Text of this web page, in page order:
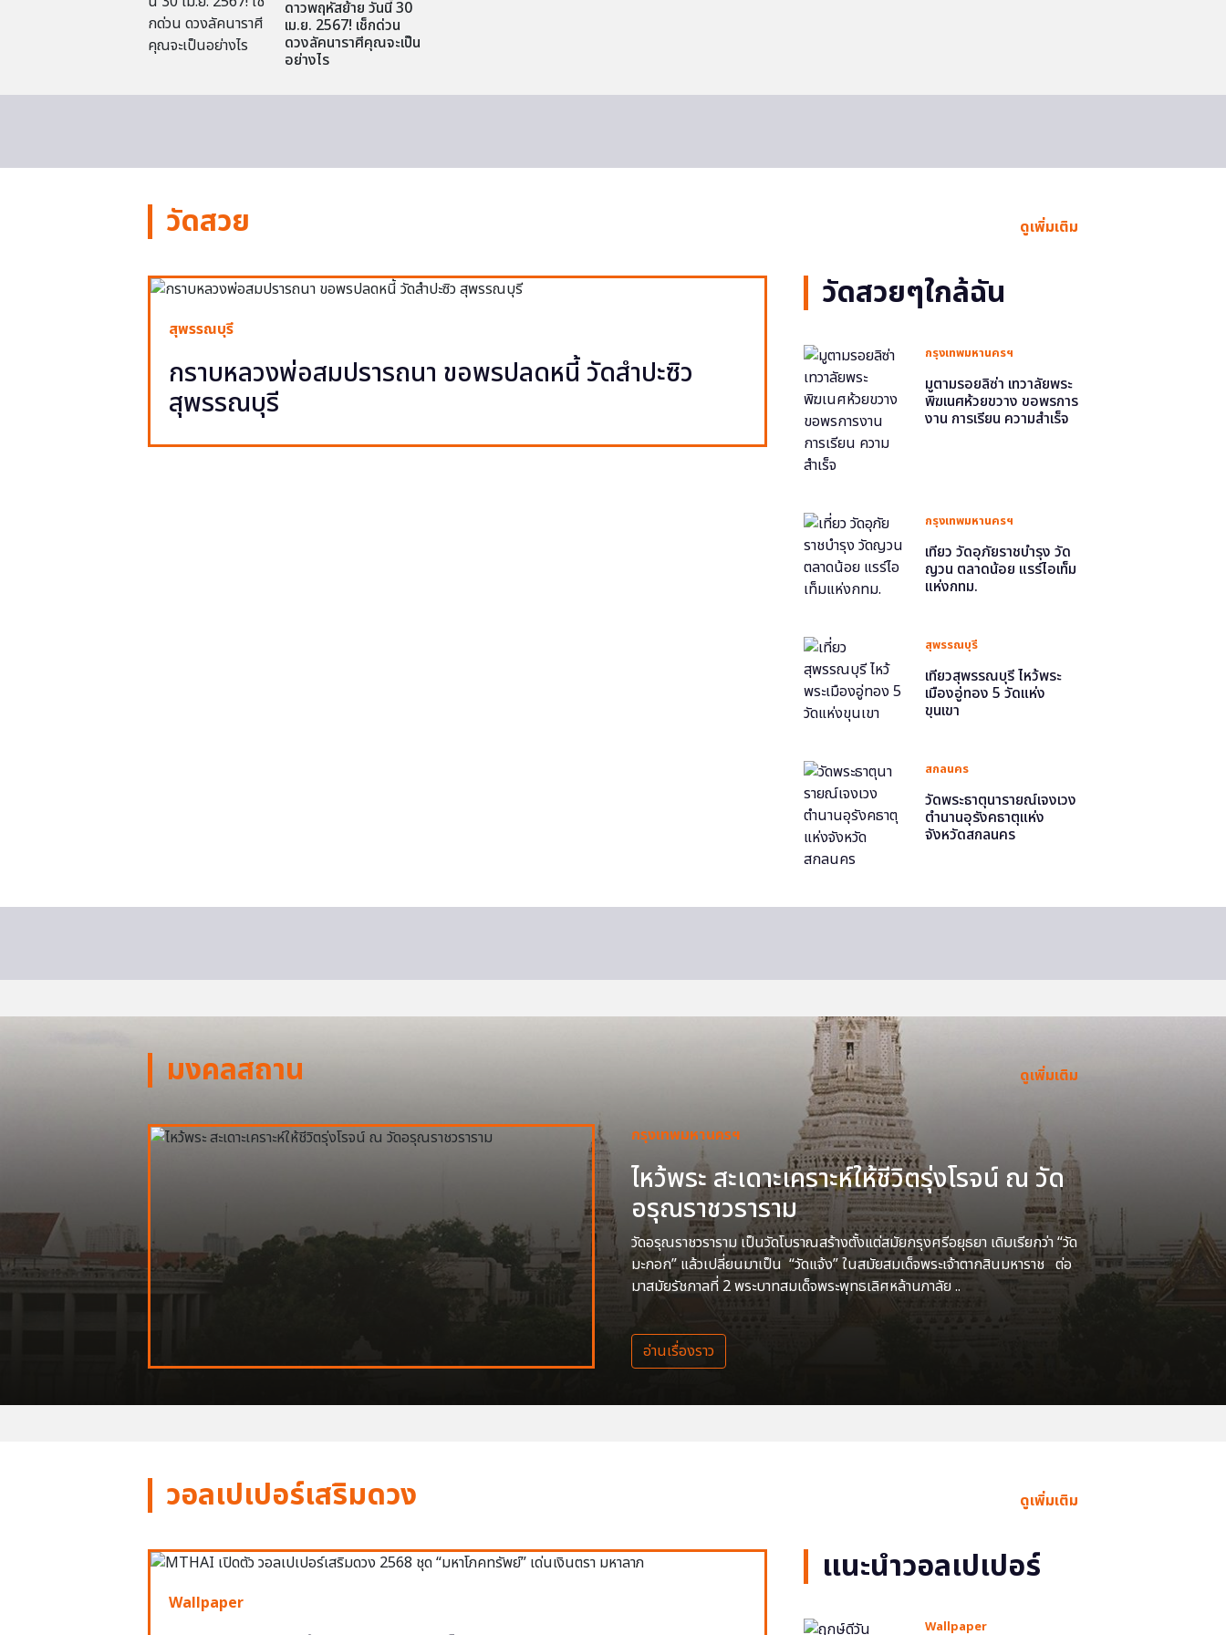
ดาวพฤหัสย้าย วันนี้ 30
เม.ย. 2567! เช็กด่วน
ดวงลัคนาราศีคุณจะเป็น
อย่างไร
วัดสวย ดูเพิ่มเติม
สุพรรณบุรี
กราบหลวงพ่อสมปรารถนา ขอพรปลดหนี้ วัดสำปะซิว
สุพรรณบุรี
วัดสวยๆใกล้ฉัน
กรุงเทพมหานครฯ
มูตามรอยลิซ่า เทวาลัยพระ
พิฆเนศห้วยขวาง ขอพรการ
งาน การเรียน ความสำเร็จ
กรุงเทพมหานครฯ
เที่ยว วัดอุภัยราชบำรุง วัด
ญวน ตลาดน้อย แรร์ไอเท็ม
แห่งกทม.
สุพรรณบุรี
เที่ยวสุพรรณบุรี ไหว้พระ
เมืองอู่ทอง 5 วัดแห่ง
ขุนเขา
สกลนคร
วัดพระธาตุนารายณ์เจงเวง
ตำนานอุรังคธาตุแห่ง
จังหวัดสกลนคร
มงคลสถาน ดูเพิ่มเติม
กรุงเทพมหานครฯ
ไหว้พระ สะเดาะเคราะห์ให้ชีวิตรุ่งโรจน์ ณ วัด
อรุณราชวราราม
วัดอรุณราชวราราม เป็นวัดโบราณสร้างตั้งแต่สมัยกรุงศรีอยุธยา เดิมเรียกว่า “วัด
มะกอก” แล้วเปลี่ยนมาเป็น “วัดแจ้ง” ในสมัยสมเด็จพระเจ้าตากสินมหาราช ต่อ
มาสมัยรัชกาลที่ 2 พระบาทสมเด็จพระพุทธเลิศหล้านภาลัย ..
อ่านเรื่องราว
วอลเปเปอร์เสริมดวง ดูเพิ่มเติม
Wallpaper
แนะนำวอลเปเปอร์
Wallpaper